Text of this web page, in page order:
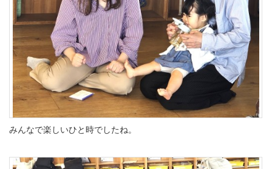
みんなで楽しいひと時でしたね。